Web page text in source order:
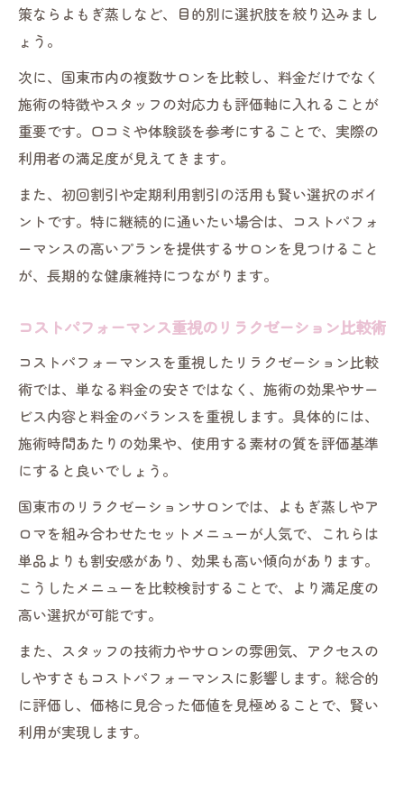
策ならよもぎ蒸しなど、目的別に選択肢を絞り込みまし
ょう。
次に、国東市内の複数サロンを比較し、料金だけでなく
施術の特徴やスタッフの対応力も評価軸に入れることが
重要です。口コミや体験談を参考にすることで、実際の
利用者の満足度が見えてきます。
また、初回割引や定期利用割引の活用も賢い選択のポイ
ントです。特に継続的に通いたい場合は、コストパフォ
ーマンスの高いプランを提供するサロンを見つけること
が、長期的な健康維持につながります。
コストパフォーマンス重視のリラクゼーション比較術
コストパフォーマンスを重視したリラクゼーション比較
術では、単なる料金の安さではなく、施術の効果やサー
ビス内容と料金のバランスを重視します。具体的には、
施術時間あたりの効果や、使用する素材の質を評価基準
にすると良いでしょう。
国東市のリラクゼーションサロンでは、よもぎ蒸しやア
ロマを組み合わせたセットメニューが人気で、これらは
単品よりも割安感があり、効果も高い傾向があります。
こうしたメニューを比較検討することで、より満足度の
高い選択が可能です。
また、スタッフの技術力やサロンの雰囲気、アクセスの
しやすさもコストパフォーマンスに影響します。総合的
に評価し、価格に見合った価値を見極めることで、賢い
利用が実現します。